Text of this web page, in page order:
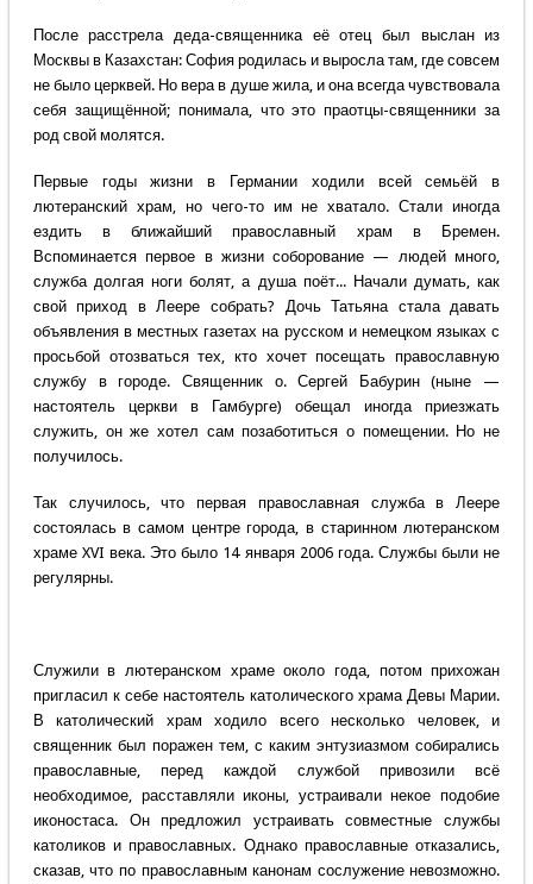
После расстрела деда-священника её отец был выслан из
Москвы в Казахстан: София родилась и выросла там, где совсем
не было церквей. Но вера в душе жила, и она всегда чувствовала
себя защищённой; понимала, что это праотцы-священники за
род свой молятся.
Первые годы жизни в Германии ходили всей семьёй в
лютеранский храм, но чего-то им не хватало. Стали иногда
ездить в ближайший православный храм в Бремен.
Вспоминается первое в жизни соборование — людей много,
служба долгая ноги болят, а душа поёт... Начали думать, как
свой приход в Леере собрать? Дочь Татьяна стала давать
объявления в местных газетах на русском и немецком языках с
просьбой отозваться тех, кто хочет посещать православную
службу в городе. Священник о. Сергей Бабурин (ныне —
настоятель церкви в Гамбурге) обещал иногда приезжать
служить, он же хотел сам позаботиться о помещении. Но не
получилось.
Так случилось, что первая православная служба в Леере
состоялась в самом центре города, в старинном лютеранском
храме XVI века. Это было 14 января 2006 года. Службы были не
регулярны.
Служили в лютеранском храме около года, потом прихожан
пригласил к себе настоятель католического храма Девы Марии.
В католический храм ходило всего несколько человек, и
священник был поражен тем, с каким энтузиазмом собирались
православные, перед каждой службой привозили всё
необходимое, расставляли иконы, устраивали некое подобие
иконостаса. Он предложил устраивать совместные службы
католиков и православных. Однако православные отказались,
сказав, что по православным канонам сослужение невозможно.